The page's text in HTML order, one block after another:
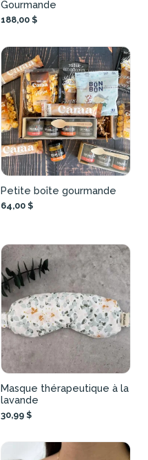
Gourmande
188,00 $
Petite boîte gourmande
64,00 $
Masque thérapeutique à la
lavande
30,99 $